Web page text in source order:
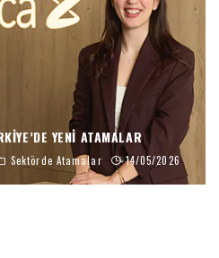
YENI ATAMALAR
Sektörde Atamalar 14/05/2026